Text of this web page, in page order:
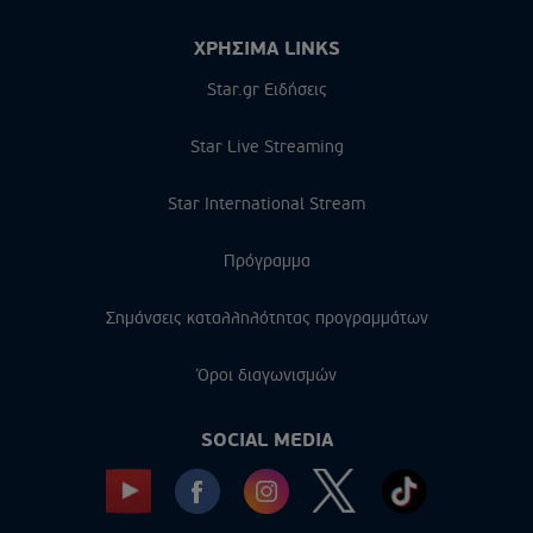
ΧΡΗΣΙΜΑ LINKS
Star.gr Ειδήσεις
Star Live Streaming
Star International Stream
Πρόγραμμα
Σημάνσεις καταλληλότητας προγραμμάτων
Όροι διαγωνισμών
SOCIAL MEDIA